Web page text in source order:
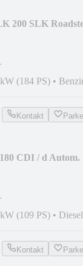
200 SLK
(184 PS) •
Kontakt
CDI / d Autom.
(109 PS) • Diesel
Kontakt